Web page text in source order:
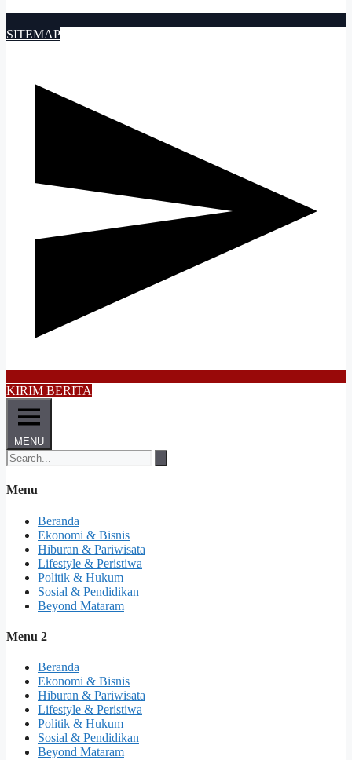
SITEMAP
KIRIM BERITA
MENU
Menu
Beranda
Ekonomi & Bisnis
Hiburan & Pariwisata
Lifestyle & Peristiwa
Politik & Hukum
Sosial & Pendidikan
Beyond Mataram
Menu 2
Beranda
Ekonomi & Bisnis
Hiburan & Pariwisata
Lifestyle & Peristiwa
Politik & Hukum
Sosial & Pendidikan
Beyond Mataram